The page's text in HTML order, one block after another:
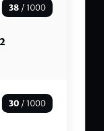
38 / 1000
30 / 1000